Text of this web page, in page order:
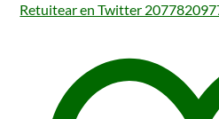
Retuitear en Twitter